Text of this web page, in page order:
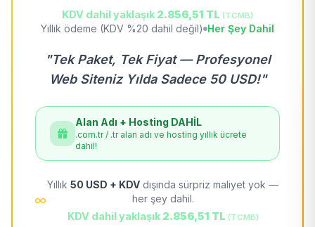
KDV dahil yaklaşık 2.856,51 TL (TCMB)
Yıllık ödeme (KDV %20 dahil değil) Her Şey Dahil
"Tek Paket, Tek Fiyat — Profesyonel
Web Siteniz Yılda Sadece 50 USD!"
Alan Adı + Hosting DAHİL
.com.tr / .tr alan adı ve hosting yıllık ücrete
dahil!
Yıllık 50 USD + KDV dışında sürpriz maliyet yok —
her şey dahil.
KDV dahil yaklaşık 2.856,51 TL (TCMB)